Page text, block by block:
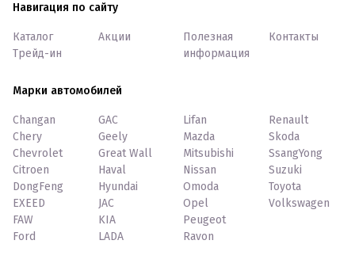
Навигация по сайту
Каталог
Трейд-ин
Акции
Полезная
информация
Контакты
Марки автомобилей
Changan
Chery
Chevrolet
Citroen
DongFeng
EXEED
FAW
Ford
GAC
Geely
Great Wall
Haval
Hyundai
JAC
KIA
LADA
Lifan
Mazda
Mitsubishi
Nissan
Omoda
Opel
Peugeot
Ravon
Renault
Skoda
SsangYong
Suzuki
Toyota
Volkswagen